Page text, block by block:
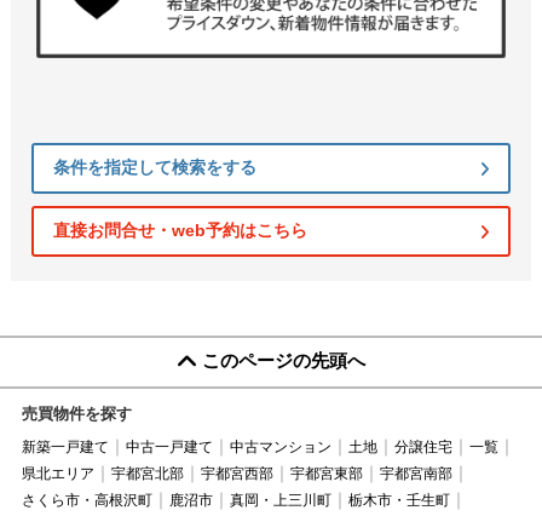
条件を指定して検索をする
直接お問合せ・web予約はこちら
このページの先頭へ
売買物件を探す
新築一戸建て 中古一戸建て 中古マンション 土地 分譲住宅
一覧
県北エリア
宇都宮北部 宇都宮西部 宇都宮東部
宇都宮南部
さくら市・高根沢町
鹿沼市 真岡・上三川町
栃木市・壬生町